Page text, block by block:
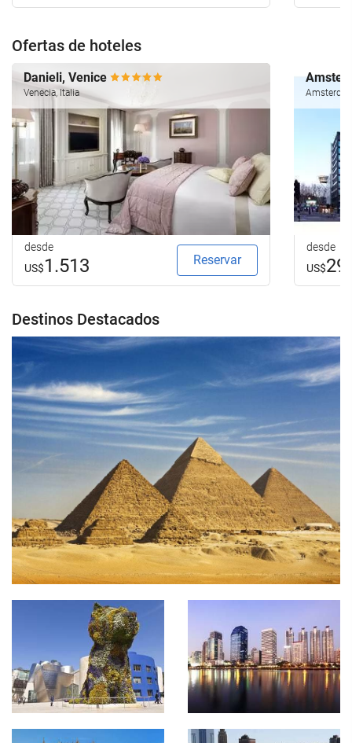
Ofertas de hoteles
Danieli, Venice
Venecia, Italia
desde
US$1.513 Reservar
desde
US$
Destinos Destacados